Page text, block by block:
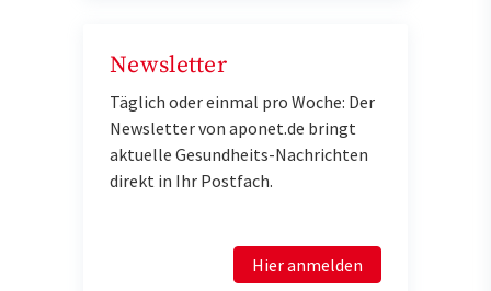
Newsletter
Täglich oder einmal pro Woche: Der
Newsletter von aponet.de bringt
aktuelle Gesundheits-Nachrichten
direkt in Ihr Postfach.
Hier anmelden